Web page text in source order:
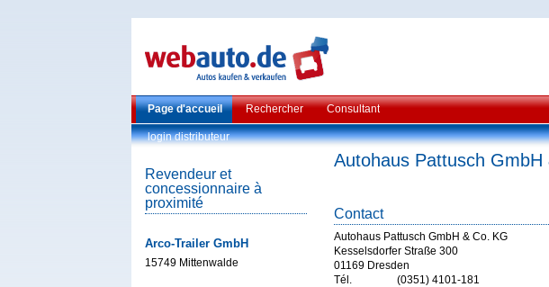
Page d'accueil Rechercher Consultant
login distributeur
Revendeur et
concessionnaire à
proximité
Arco-Trailer GmbH
15749 Mittenwalde
Autohaus Pattusch GmbH
Contact
Autohaus Pattusch GmbH & Co. KG
Kesselsdorfer Straße 300
01169 Dresden
Tél.
(0351) 4101-181